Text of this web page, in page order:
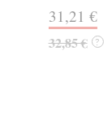
31,21 €
32,85 € ?